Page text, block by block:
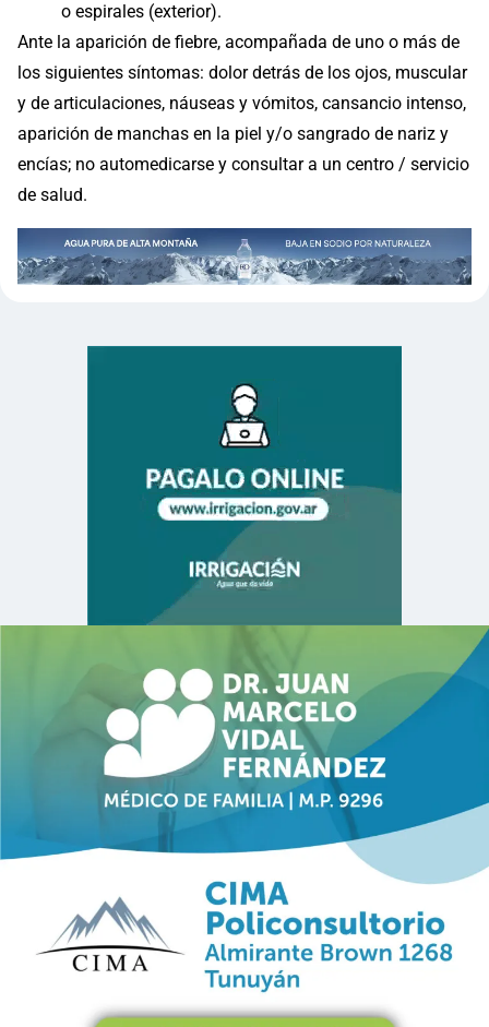
o espirales (exterior).
Ante la aparición de fiebre, acompañada de uno o más de
los siguientes síntomas: dolor detrás de los ojos, muscular
y de articulaciones, náuseas y vómitos, cansancio intenso,
aparición de manchas en la piel y/o sangrado de nariz y
encías; no automedicarse y consultar a un centro / servicio
de salud.